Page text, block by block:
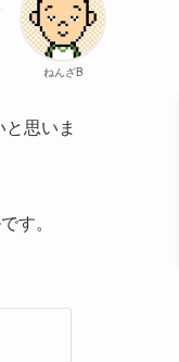
ねんざB
思いま
す。